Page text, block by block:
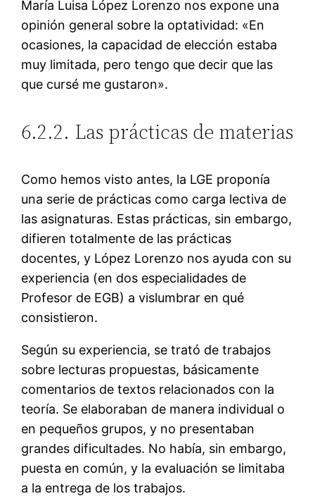
María Luisa López Lorenzo nos expone una
opinión general sobre la optatividad: «En
ocasiones, la capacidad de elección estaba
muy limitada, pero tengo que decir que las
que cursé me gustaron».
6.2.2. Las prácticas de materias
Como hemos visto antes, la LGE proponía
una serie de prácticas como carga lectiva de
las asignaturas. Estas prácticas, sin embargo,
difieren totalmente de las prácticas
docentes, y López Lorenzo nos ayuda con su
experiencia (en dos especialidades de
Profesor de EGB) a vislumbrar en qué
consistieron.
Según su experiencia, se trató de trabajos
sobre lecturas propuestas, básicamente
comentarios de textos relacionados con la
teoría. Se elaboraban de manera individual o
en pequeños grupos, y no presentaban
grandes dificultades. No había, sin embargo,
puesta en común, y la evaluación se limitaba
a la entrega de los trabajos.